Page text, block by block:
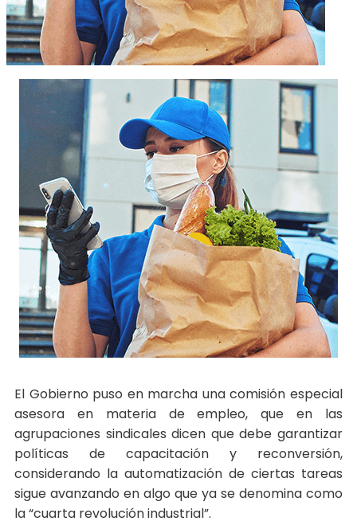
El Gobierno puso en marcha una comisión especial
asesora en materia de empleo, que en las
agrupaciones sindicales dicen que debe garantizar
políticas de capacitación y reconversión,
considerando la automatización de ciertas tareas
sigue avanzando en algo que ya se denomina como
la “cuarta revolución industrial”.